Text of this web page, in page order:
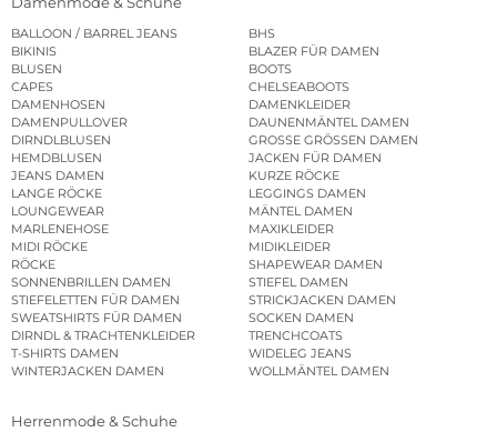
BALLOON / BARREL JEANS
BHS
BIKINIS
BLAZER FÜR DAMEN
BLUSEN
BOOTS
CAPES
CHELSEABOOTS
DAMENHOSEN
DAMENKLEIDER
DAMENPULLOVER
DAUNENMÄNTEL DAMEN
DIRNDLBLUSEN
GROSSE GRÖSSEN DAMEN
HEMDBLUSEN
JACKEN FÜR DAMEN
JEANS DAMEN
KURZE RÖCKE
LANGE RÖCKE
LEGGINGS DAMEN
LOUNGEWEAR
MÄNTEL DAMEN
MARLENEHOSE
MAXIKLEIDER
MIDI RÖCKE
MIDIKLEIDER
RÖCKE
SHAPEWEAR DAMEN
SONNENBRILLEN DAMEN
STIEFEL DAMEN
STIEFELETTEN FÜR DAMEN
STRICKJACKEN DAMEN
SWEATSHIRTS FÜR DAMEN
SOCKEN DAMEN
DIRNDL & TRACHTENKLEIDER
TRENCHCOATS
T-SHIRTS DAMEN
WIDELEG JEANS
WINTERJACKEN DAMEN
WOLLMÄNTEL DAMEN
Herrenmode & Schuhe